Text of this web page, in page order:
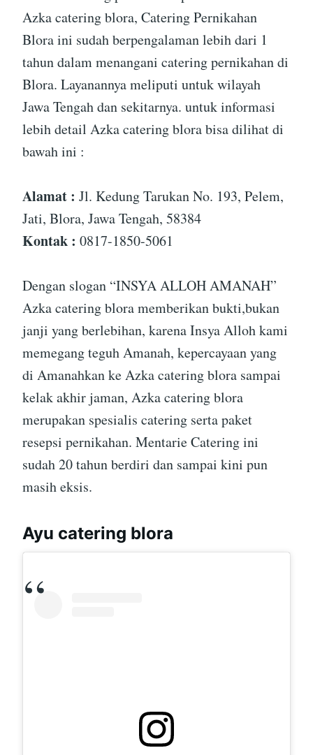
Azka catering blora, Catering Pernikahan
Blora ini sudah berpengalaman lebih dari 1
tahun dalam menangani catering pernikahan di
Blora. Layanannya meliputi untuk wilayah
Jawa Tengah dan sekitarnya. untuk informasi
lebih detail Azka catering blora bisa dilihat di
bawah ini :
Alamat : Jl. Kedung Tarukan No. 193, Pelem,
Jati, Blora, Jawa Tengah, 58384
Kontak : 0817-1850-5061
Dengan slogan “INSYA ALLOH AMANAH”
Azka catering blora memberikan bukti,bukan
janji yang berlebihan, karena Insya Alloh kami
memegang teguh Amanah, kepercayaan yang
di Amanahkan ke Azka catering blora sampai
kelak akhir jaman, Azka catering blora
merupakan spesialis catering serta paket
resepsi pernikahan. Mentarie Catering ini
sudah 20 tahun berdiri dan sampai kini pun
masih eksis.
Ayu catering blora